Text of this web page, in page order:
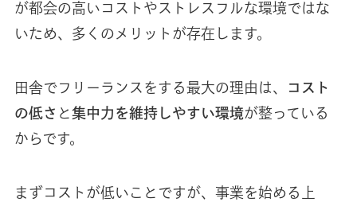
が都会の高いコストやストレスフルな環境ではな
いため、多くのメリットが存在します。
田舎でフリーランスをする最大の理由は、
コスト
の低さ と 集中力を維持しやすい環境が整っている
からです。
まずコストが低いことですが、事業を始める上